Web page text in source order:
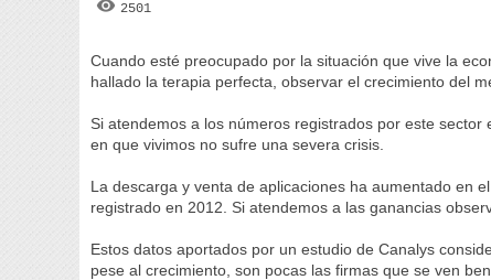
2501
Cuando esté preocupado por la situación que vive la
hallado la terapia perfecta, observar el crecimiento del
Si atendemos a los números registrados por este
en que vivimos no sufre una severa crisis.
La descarga y venta de aplicaciones ha aumentado en
registrado en 2012. Si atendemos a las ganancias
Estos datos aportados por un estudio de Canalys
pese al crecimiento, son pocas las firmas que se ven